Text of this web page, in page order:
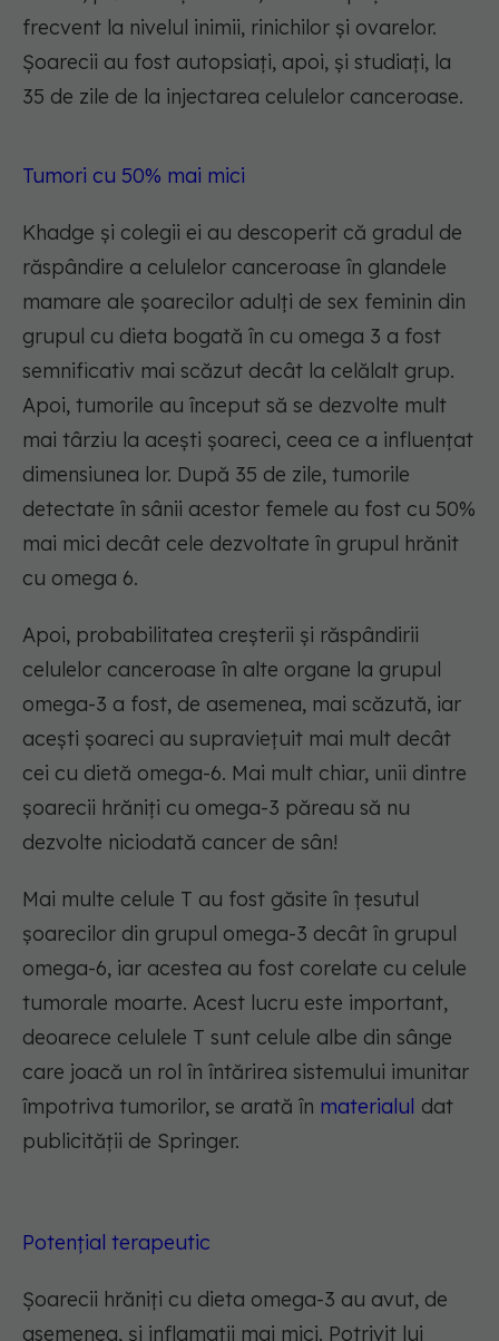
frecvent la nivelul inimii, rinichilor și ovarelor.
Șoarecii au fost autopsiați, apoi, și studiați, la
35 de zile de la injectarea celulelor canceroase.
Tumori cu 50% mai mici
Khadge și colegii ei au descoperit că gradul de
răspândire a celulelor canceroase în glandele
mamare ale șoarecilor adulți de sex feminin din
grupul cu dieta bogată în cu omega 3 a fost
semnificativ mai scăzut decât la celălalt grup.
Apoi, tumorile au început să se dezvolte mult
mai târziu la acești șoareci, ceea ce a influențat
dimensiunea lor. După 35 de zile, tumorile
detectate în sânii acestor femele au fost cu 50%
mai mici decât cele dezvoltate în grupul hrănit
cu omega 6.
Apoi, probabilitatea creșterii și răspândirii
celulelor canceroase în alte organe la grupul
omega-3 a fost, de asemenea, mai scăzută, iar
acești șoareci au supraviețuit mai mult decât
cei cu dietă omega-6. Mai mult chiar, unii dintre
șoarecii hrăniți cu omega-3 păreau să nu
dezvolte niciodată cancer de sân!
Mai multe celule T au fost găsite în țesutul
șoarecilor din grupul omega-3 decât în grupul
omega-6, iar acestea au fost corelate cu celule
tumorale moarte. Acest lucru este important,
deoarece celulele T sunt celule albe din sânge
care joacă un rol în întărirea sistemului imunitar
împotriva tumorilor, se arată în materialul dat
publicității de Springer.
Potențial terapeutic
Șoarecii hrăniți cu dieta omega-3 au avut, de
asemenea, și inflamații mai mici. Potrivit lui